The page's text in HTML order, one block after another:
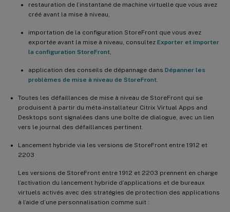
restauration de l’instantané de machine virtuelle que vous avez
créé avant la mise à niveau,
importation de la configuration StoreFront que vous avez
exportée avant la mise à niveau, consultez Exporter et importer
la configuration StoreFront
application des conseils de dépannage dans Dépanner les
problèmes de mise à niveau de StoreFront
Toutes les défaillances de mise à niveau de StoreFront qui se
produisent à partir du méta-installateur Citrix Virtual Apps and
Desktops sont signalées dans une boîte de dialogue, avec un lien
vers le journal des défaillances pertinent.
Lancement hybride via les versions de StoreFront entre 1912 et
2203
Les versions de StoreFront entre 1912 et 2203 prennent en charge
l’activation du lancement hybride d’applications et de bureaux
virtuels activés avec des stratégies de protection des applications
à l’aide d’une personnalisation comme suit :